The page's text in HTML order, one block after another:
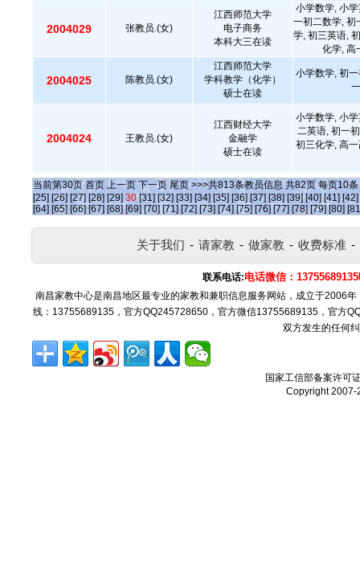
2004029 张教员.(女)
江西师范大学
电子商务
本科大三在读
小学数学, 小
一初二数学, 初
学, 初三英语,
化学, 高
2004025 陈教员.(女)
江西师范大学
学科教学（化学）
硕士在读
小学数学, 初
2004024 王教员.(女)
江西财经大学
金融学
硕士在读
小学数学, 小
二英语, 初一
初三化学, 高
当前第30页 首页 上一页 下一页 尾页 >>>共813条教员信息 共82页 每页10条
[25] [26] [27] [28] [29] 30 [31] [32] [33] [34] [35] [36] [37] [38] [39] [40] [41] [42]
[64] [65] [66] [67] [68] [69] [70] [71] [72] [73] [74] [75] [76] [77] [78] [79] [80]
关于我们 - 请家教 - 做家教 - 收费标准 -
联系电话:电话微信：
南昌家教中心是南昌地区最专业的家教和兼职信息服务网站，成立于2006
线：13755689135，官方QQ245728650，官方微信13755689135，官方
双方发生的任何
国家工信部备案许可
Copyright 2007-